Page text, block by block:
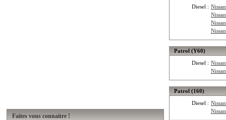
Faites vous connaitre !
Diesel :
Patrol (Y60)
Diesel :
Patrol (160)
Diesel :